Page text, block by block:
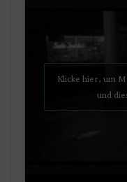
Klicke hier, um
und